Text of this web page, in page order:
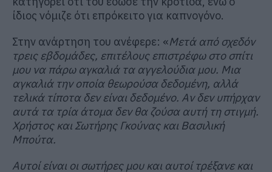
ίδιος νόμιζε ότι επρόκειτο για καπνογόνο.
Στην ανάρτηση του ανέφερε: «Μετά από σχεδόν
τρεις εβδομάδες, επιτέλους επιστρέφω στο σπίτι
μου να πάρω αγκαλιά τα αγγελούδια μου. Μια
αγκαλιά την οποία θεωρούσα δεδομένη, αλλά
τελικά τίποτα δεν είναι δεδομένο. Αν δεν υπήρχαν
αυτά τα τρία άτομα δεν θα ζούσα αυτή τη στιγμή.
Χρήστος και Σωτήρης Γκούνας και Βασιλική
Μπούτα.
Αυτοί είναι οι σωτήρες μου και αυτοί τρέξανε και